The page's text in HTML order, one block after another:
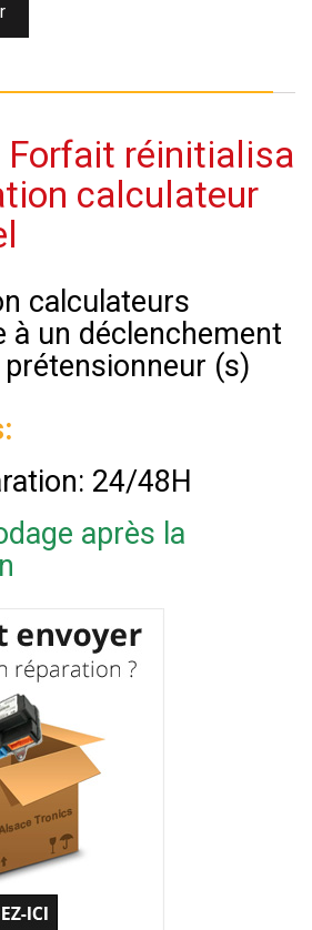
réinitialisa
calculateur
calculateurs
à un déclenchement
(s)
24/48H
après la